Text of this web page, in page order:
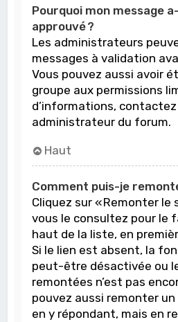
Pourquoi mon message
approuvé ?
Les administrateurs
messages à validation
Vous pouvez aussi avoir
groupe aux permissions
d’informations, contactez
administrateur du forum.
Haut
Comment puis-je
Cliquez sur « Remonter le
vous le consultez pour le
haut de la liste, en
Si le lien est absent, la
peut-être désactivée ou
remontées n’est pas
pouvez aussi remonter
en y répondant, mais en